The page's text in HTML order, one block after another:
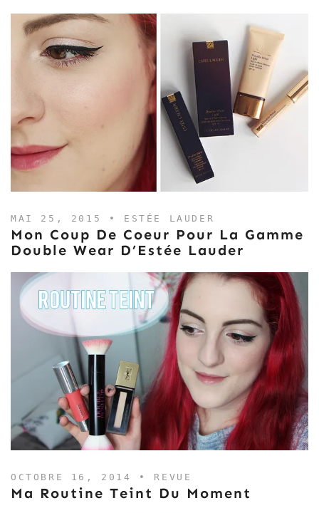
MAI 25, 2015 • ESTÉE LAUDER
Mon Coup De Coeur Pour La Gamme
Double Wear D’Estée Lauder
OCTOBRE 16, 2014 • REVUE
Ma Routine Teint Du Moment